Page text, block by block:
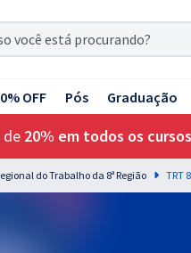
OFF Pós Graduação
de 20% em todos os
do Trabalho da 8ª Região